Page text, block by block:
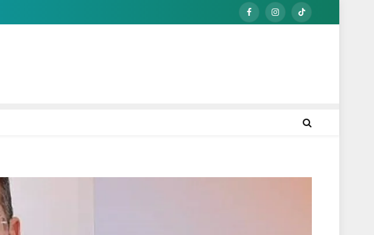
FacebookInstagramTikTok